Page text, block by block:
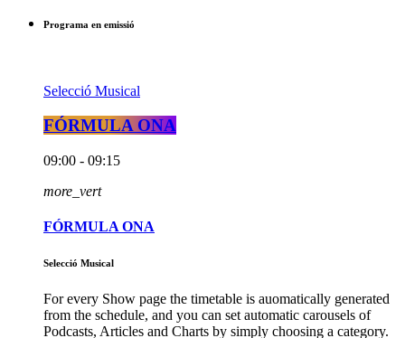
Programa en emissió
Selecció Musical
FÓRMULA ONA
09:00 - 09:15
more_vert
FÓRMULA ONA
Selecció Musical
For every Show page the timetable is auomatically generated
from the schedule, and you can set automatic carousels of
Podcasts, Articles and Charts by simply choosing a category.